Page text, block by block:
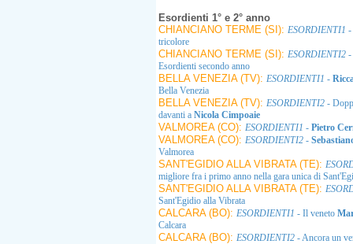
Esordienti 1° e 2° anno
CHIANCIANO TERME (SI): ESORDIENTI1 -
tricolore
CHIANCIANO TERME (SI): ESORDIENTI2 -
Esordienti secondo anno
BELLA VENEZIA (TV): ESORDIENTI1 -
Bella Venezia
BELLA VENEZIA (TV): ESORDIENTI2 -
davanti a Nicola Cimpoaie
VALMOREA (CO): ESORDIENTI1 - Pietro
VALMOREA (CO): ESORDIENTI2 -
Valmorea
SANT'EGIDIO ALLA VIBRATA (TE):
migliore fra i primo anno nella gara unica di
SANT'EGIDIO ALLA VIBRATA (TE):
Sant'Egidio alla Vibrata
CALCARA (BO): ESORDIENTI1 - Il veneto
Calcara
CALCARA (BO): ESORDIENTI2 - Ancora un